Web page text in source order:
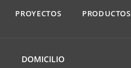
PROYECTOS PRODUCTOS
DOMICILIO